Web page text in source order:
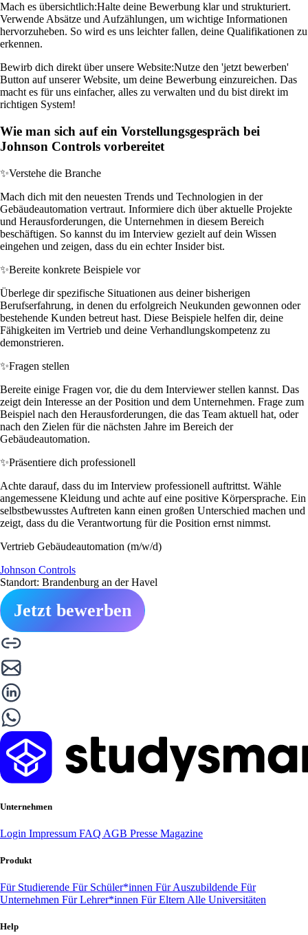
Mach es übersichtlich:Halte deine Bewerbung klar und strukturiert.
Verwende Absätze und Aufzählungen, um wichtige Informationen
hervorzuheben. So wird es uns leichter fallen, deine Qualifikationen zu
erkennen.
Bewirb dich direkt über unsere Website:Nutze den 'jetzt bewerben'
Button auf unserer Website, um deine Bewerbung einzureichen. Das
macht es für uns einfacher, alles zu verwalten und du bist direkt im
richtigen System!
Wie man sich auf ein Vorstellungsgespräch bei
Johnson Controls vorbereitet
✨Verstehe die Branche
Mach dich mit den neuesten Trends und Technologien in der
Gebäudeautomation vertraut. Informiere dich über aktuelle Projekte
und Herausforderungen, die Unternehmen in diesem Bereich
beschäftigen. So kannst du im Interview gezielt auf dein Wissen
eingehen und zeigen, dass du ein echter Insider bist.
✨Bereite konkrete Beispiele vor
Überlege dir spezifische Situationen aus deiner bisherigen
Berufserfahrung, in denen du erfolgreich Neukunden gewonnen oder
bestehende Kunden betreut hast. Diese Beispiele helfen dir, deine
Fähigkeiten im Vertrieb und deine Verhandlungskompetenz zu
demonstrieren.
✨Fragen stellen
Bereite einige Fragen vor, die du dem Interviewer stellen kannst. Das
zeigt dein Interesse an der Position und dem Unternehmen. Frage zum
Beispiel nach den Herausforderungen, die das Team aktuell hat, oder
nach den Zielen für die nächsten Jahre im Bereich der
Gebäudeautomation.
✨Präsentiere dich professionell
Achte darauf, dass du im Interview professionell auftrittst. Wähle
angemessene Kleidung und achte auf eine positive Körpersprache. Ein
selbstbewusstes Auftreten kann einen großen Unterschied machen und
zeigt, dass du die Verantwortung für die Position ernst nimmst.
Vertrieb Gebäudeautomation (m/w/d)
Johnson Controls
Standort: Brandenburg an der Havel
Jetzt bewerben
Unternehmen
Login Impressum FAQ AGB Presse Magazine
Produkt
Für Studierende Für Schüler*innen Für Auszubildende Für
Unternehmen Für Lehrer*innen Für Eltern Alle Universitäten
Help